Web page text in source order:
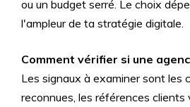
ou un budget serré. Le choix
l'ampleur de ta stratégie digitale.
Comment vérifier si une
Les signaux à examiner sont les
reconnues, les références clients